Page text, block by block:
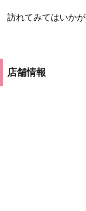
訪れてみてはいか
店舗情報